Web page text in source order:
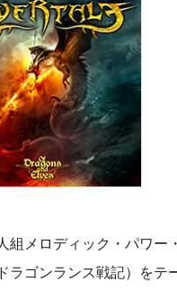
組メロディック・パワ
ラゴンランス戦記）を